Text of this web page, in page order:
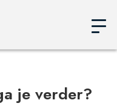
je verder?